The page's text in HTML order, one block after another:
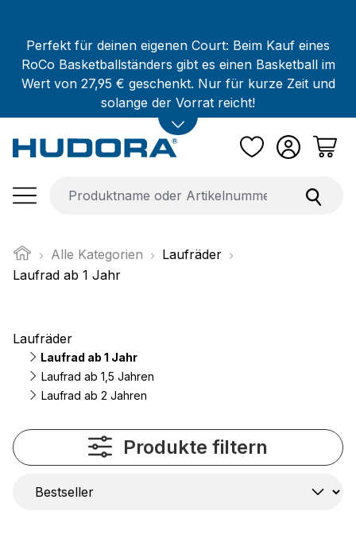
Perfekt für deinen eigenen Court: Beim Kauf eines
RoCo Basketballständers gibt es einen Basketball im
Wert von 27,95 € geschenkt. Nur für kurze Zeit und
solange der Vorrat reicht!
Alle Kategorien
Laufräder
Laufrad ab 1 Jahr
Laufräder
Laufrad ab 1 Jahr
Laufrad ab 1,5 Jahren
Laufrad ab 2 Jahren
Produkte filtern